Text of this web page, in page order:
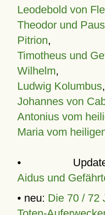
Leodebold von
Theodor und
Pitrion,
Timotheus und
Wilhelm,
Ludwig Kolumbus,
Johannes von
Antonius vom
Maria vom
•
Aidus und
• neu: Die 70 / 72